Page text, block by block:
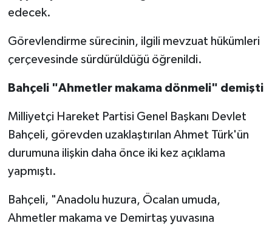
edecek.
Görevlendirme sürecinin, ilgili mevzuat hükümleri
çerçevesinde sürdürüldüğü öğrenildi.
Bahçeli "Ahmetler makama dönmeli" demişti
Milliyetçi Hareket Partisi Genel Başkanı Devlet
Bahçeli, görevden uzaklaştırılan Ahmet Türk'ün
durumuna ilişkin daha önce iki kez açıklama
yapmıştı.
Bahçeli, "Anadolu huzura, Öcalan umuda,
Ahmetler makama ve Demirtaş yuvasına